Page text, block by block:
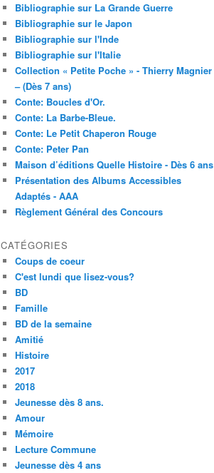
Bibliographie sur La Grande Guerre
Bibliographie sur le Japon
Bibliographie sur l'Inde
Bibliographie sur l'Italie
Collection « Petite Poche » - Thierry Magnier
– (Dès 7 ans)
Conte: Boucles d'Or.
Conte: La Barbe-Bleue.
Conte: Le Petit Chaperon Rouge
Conte: Peter Pan
Maison d’éditions Quelle Histoire - Dès 6 ans
Présentation des Albums Accessibles
Adaptés - AAA
Règlement Général des Concours
CATÉGORIES
Coups de coeur
C'est lundi que lisez-vous?
BD
Famille
BD de la semaine
Amitié
Histoire
2017
2018
Jeunesse dès 8 ans.
Amour
Mémoire
Lecture Commune
Jeunesse dès 4 ans